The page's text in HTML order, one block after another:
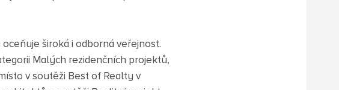
široká i odborná veřejnost.
Malých rezidenčních projektů,
v soutěži Best of Realty v